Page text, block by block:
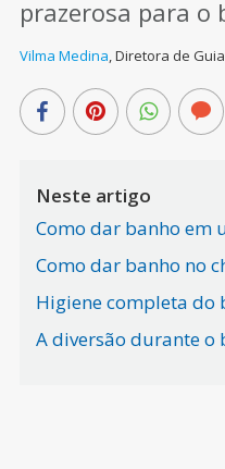
prazerosa para o
Vilma Medina,Diretora de
Neste artigo
Como dar banho em
Como dar banho no
Higiene completa do
A diversão durante o